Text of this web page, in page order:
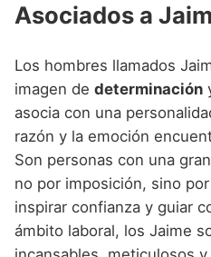
Asociados a
Los hombres llamados
imagen de determinación
asocia con una
razón y la emoción
Son personas con una
no por imposición, sino
inspirar confianza y guiar
ámbito laboral, los Jaime